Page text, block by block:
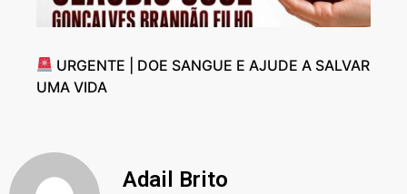
URGENTE | DOE SANGUE E AJUDE A SALVAR
UMA VIDA
Adail Brito